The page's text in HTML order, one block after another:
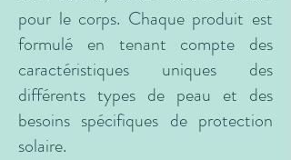
pour le corps. Chaque produit est
formulé en tenant compte des
caractéristiques uniques des
différents types de peau et des
besoins spécifiques de protection
solaire.